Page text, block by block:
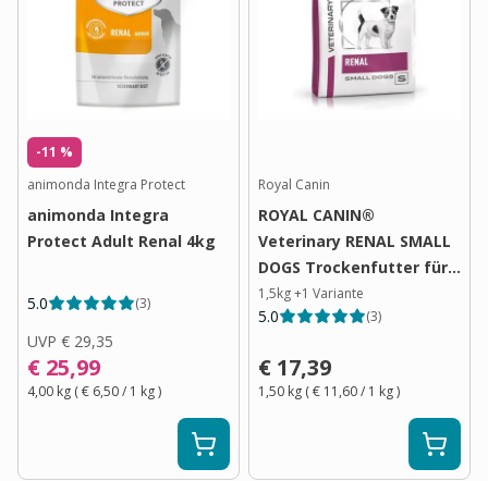
-11 %
animonda Integra Protect
animonda Integra
Protect Adult Renal 4kg
5.0 (3)
UVP € 29,35
€ 25,99
4,00 kg (€ 6,50/ 1 kg)
Royal Canin
ROYAL CANIN®
Veterinary RENAL SMALL
DOGS Trockenfutter für
Hunde
1,5kg+1 Variante
5.0 (3)
€ 17,39
1,50 kg (€ 11,60/ 1 kg)